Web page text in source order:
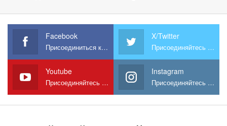
Facebook
Присоединиться к нам на Facebook
X/Twitter
Присоединяйтесь к нам в X
Youtube
Присоединяйтесь к нам на YouTube
Instagram
Присоединяйтесь к нам в Instagram